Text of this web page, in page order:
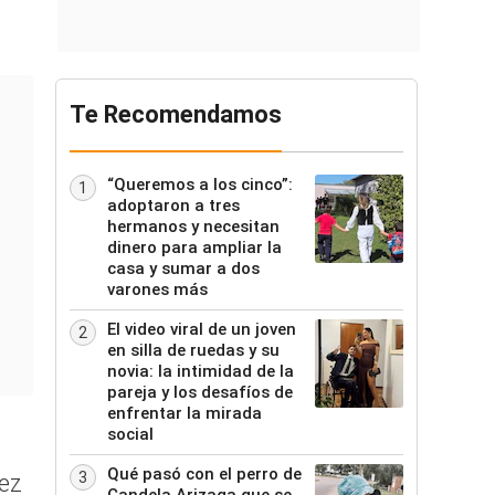
Te Recomendamos
1
“Queremos a los cinco”:
adoptaron a tres
hermanos y necesitan
dinero para ampliar la
casa y sumar a dos
varones más
2
El video viral de un joven
en silla de ruedas y su
novia: la intimidad de la
pareja y los desafíos de
enfrentar la mirada
social
3
Qué pasó con el perro de